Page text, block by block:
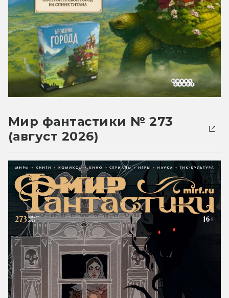
Мир фантастики № 273
(август 2026)